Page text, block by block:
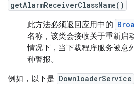
getAlarmReceiverClassName()
此方法必须返回应用中的
名称，该类会接收关于重新启
情况下，当下载程序服务被意
种警报。
例如，以下是 DownloaderService